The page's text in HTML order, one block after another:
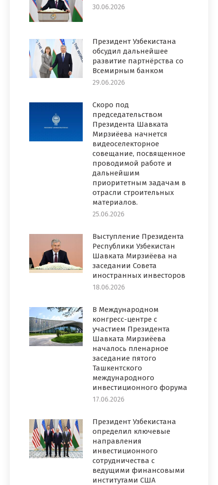
30.06.2026
Президент Узбекистана
обсудил дальнейшее
развитие партнёрства со
Всемирным банком
29.06.2026
Скоро под
председательством
Президента Шавката
Мирзиёева начнется
видеоселекторное
совещание, посвященное
проводимой работе и
дальнейшим
приоритетным задачам в
отрасли строительных
материалов.
25.06.2026
Выступление Президента
Республики Узбекистан
Шавката Мирзиёева на
заседании Совета
иностранных инвесторов
18.06.2026
В Международном
конгресс-центре с
участием Президента
Шавката Мирзиёева
началось пленарное
заседание пятого
Ташкентского
международного
инвестиционного форума
17.06.2026
Президент Узбекистана
определил ключевые
направления
инвестиционного
сотрудничества с
ведущими финансовыми
институтами США